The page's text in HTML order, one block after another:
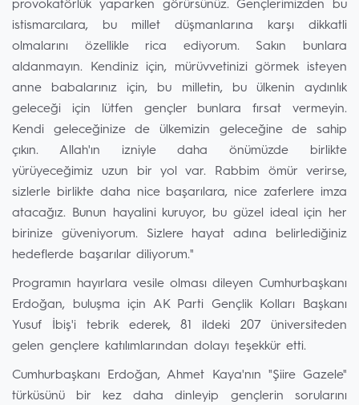
provokatörlük yaparken görürsünüz. Gençlerimizden bu
istismarcılara, bu millet düşmanlarına karşı dikkatli
olmalarını özellikle rica ediyorum. Sakın bunlara
aldanmayın. Kendiniz için, mürüvvetinizi görmek isteyen
anne babalarınız için, bu milletin, bu ülkenin aydınlık
geleceği için lütfen gençler bunlara fırsat vermeyin.
Kendi geleceğinize de ülkemizin geleceğine de sahip
çıkın. Allah'ın izniyle daha önümüzde birlikte
yürüyeceğimiz uzun bir yol var. Rabbim ömür verirse,
sizlerle birlikte daha nice başarılara, nice zaferlere imza
atacağız. Bunun hayalini kuruyor, bu güzel ideal için her
birinize güveniyorum. Sizlere hayat adına belirlediğiniz
hedeflerde başarılar diliyorum."
Programın hayırlara vesile olması dileyen Cumhurbaşkanı
Erdoğan, buluşma için AK Parti Gençlik Kolları Başkanı
Yusuf İbiş'i tebrik ederek, 81 ildeki 207 üniversiteden
gelen gençlere katılımlarından dolayı teşekkür etti.
Cumhurbaşkanı Erdoğan, Ahmet Kaya'nın "Şiire Gazele"
türküsünü bir kez daha dinleyip gençlerin sorularını